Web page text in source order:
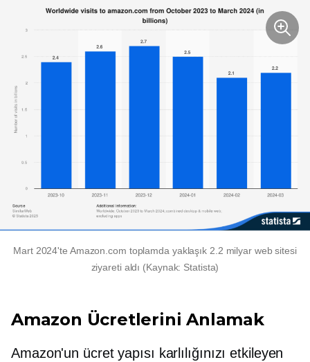
Mart 2024'te Amazon.com toplamda yaklaşık 2.2 milyar web sitesi
ziyareti aldı (Kaynak: Statista)
Amazon Ücretlerini Anlamak
Amazon'un ücret yapısı karlılığınızı etkileyen